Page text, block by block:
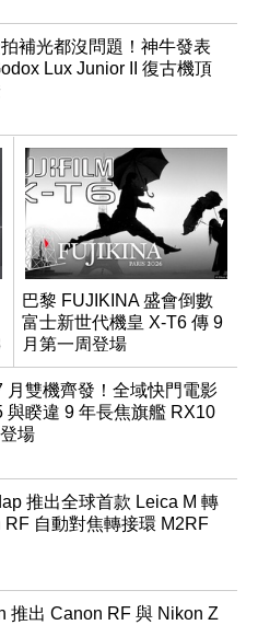
補光都沒問題！神牛發表
Lux Junior II 復古機頂
巴黎 FUJIKINA 盛會倒數
富士新世代機皇 X-T6 傳 9
月第一周登場
月雙機齊發！全域快門電影
與睽違 9 年長焦旗艦 RX10
場
推出全球首款 Leica M 轉
RF 自動對焦轉接環 M2RF
推出 Canon RF 與 Nikon Z